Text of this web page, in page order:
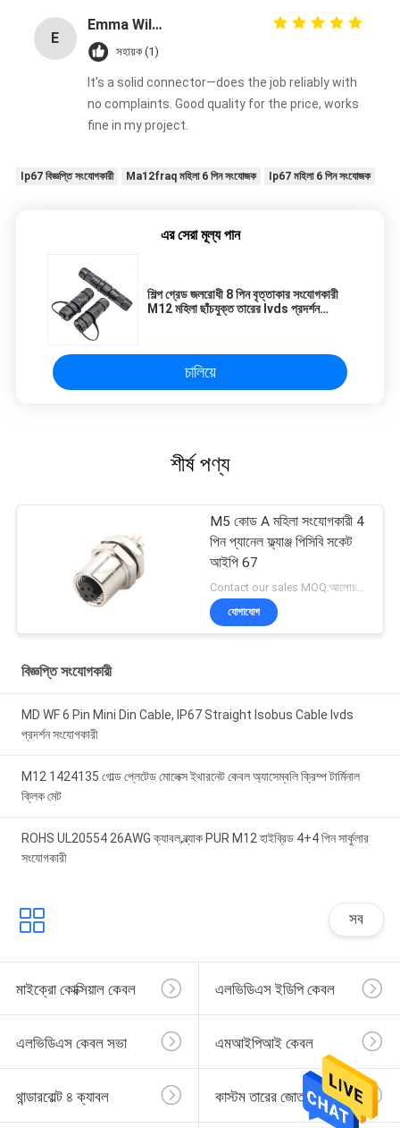
E
Emma Wilson
সহায়ক (1)
It's a solid connector—does the job reliably with
no complaints. Good quality for the price, works
fine in my project.
Ip67 বিজ্ঞপ্তি সংযোগকারী Ma12fraq মহিলা 6 পিন সংযোজক Ip67 মহিলা 6 পিন সংযোজক
এর সেরা মূল্য পান
শিল্প গ্রেড জলরোধী 8 পিন বৃত্তাকার সংযোগকারী
M12 মহিলা ছাঁচযুক্ত তারের lvds প্রদর্শন
চালিয়ে
শীর্ষ পণ্য
M5 কোড A মহিলা সংযোগকারী 4
পিন প্যানেল ফ্ল্যাঞ্জ পিসিবি সকেট
আইপি 67
যোগাযোগ
বিজ্ঞপ্তি সংযোগকারী
MD WF 6 Pin Mini Din Cable, IP67 Straight Isobus Cable lvds
প্রদর্শন সংযোগকারী
M12 1424135 গোল্ড প্লেটেড মোলেক্স ইথারনেট কেবল অ্যাসেম্বলি ক্রিম্প টার্মিনাল
ক্লিক মেট
ROHS UL20554 26AWG ক্যাবল,ব্ল্যাক PUR M12 হাইব্রিড 4+4 পিন সার্কুলার
সংযোগকারী
সব
মাইক্রো কোক্সিয়াল কেবল এলভিডিএস ইডিপি কেবল
এলভিডিএস কেবল সভা এমআইপিআই কেবল
থান্ডারবোল্ট ৪ ক্যাবল কাস্টম তারের জোতা